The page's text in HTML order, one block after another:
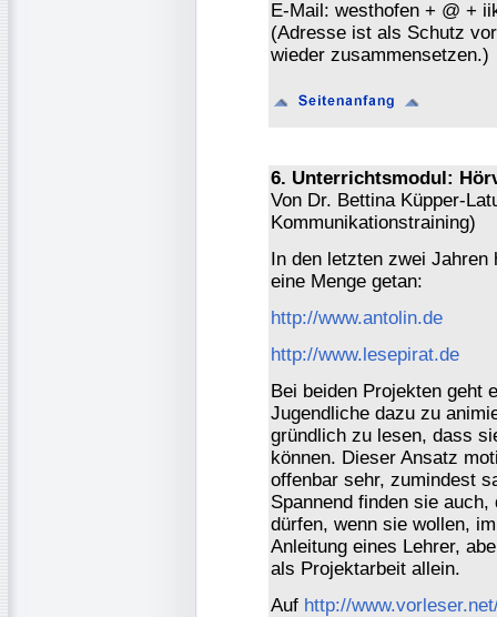
E-Mail: westhofen + @ +
(Adresse ist als Schutz
wieder zusammensetzen.)
6. Unterrichtsmodul:
Von Dr. Bettina Küpper-
Kommunikationstraining)
In den letzten zwei
eine Menge getan:
http://www.antolin.de
http://www.lesepirat.de
Bei beiden Projekten geht
Jugendliche dazu zu
gründlich zu lesen, dass
können. Dieser Ansatz
offenbar sehr, zumindest
Spannend finden sie
dürfen, wenn sie wollen,
Anleitung eines Lehrer,
als Projektarbeit allein.
Auf http://